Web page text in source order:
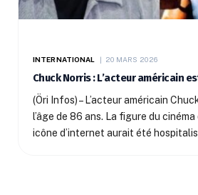
INTERNATIONAL 20 MARS 2026
Chuck Norris : L’acteur américain
(Öri Infos) – L’acteur américain
l’âge de 86 ans. La figure du
icône d’internet aurait été